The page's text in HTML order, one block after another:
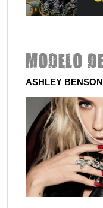
ASHLEY BENSON